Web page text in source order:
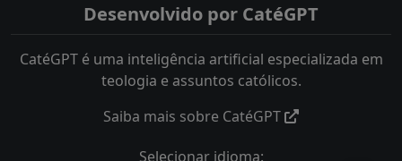
Desenvolvido por CatéGPT
CatéGPT é uma inteligência artificial especializada em
teologia e assuntos católicos.
Saiba mais sobre CatéGPT
Selecionar idioma: